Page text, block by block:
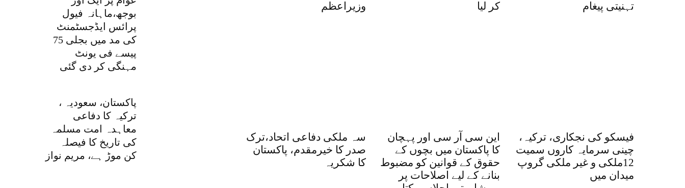
بوجھ،ماہانہ فیول
پرائس ایڈجسٹمنٹ
کی مد میں بجلی 75
پیسے فی یونٹ
مہنگی کر دی گئی
پاکستان، سعودیہ ،
ترکیہ کا دفاعی
معاہدہ امت مسلمہ
کی تاریخ کا فیصلہ
کن موڑ ہے، مریم نواز
وزیراعظم
کر لیا
تہنیتی پیغام
سہ ملکی دفاعی اتحاد،ترک
صدر کا خیرمقدم، پاکستان
کا شکریہ
این سی آر سی اور پہچان
کا پاکستان میں بچوں کے
حقوق کے قوانین کو مضبوط
بنانے کے لیے اصلاحات پر
فیسکو کی نجکاری، ترکیہ،
چینی سرمایہ کاروں سمیت
12ملکی و غیر ملکی گروپ
میدان میں